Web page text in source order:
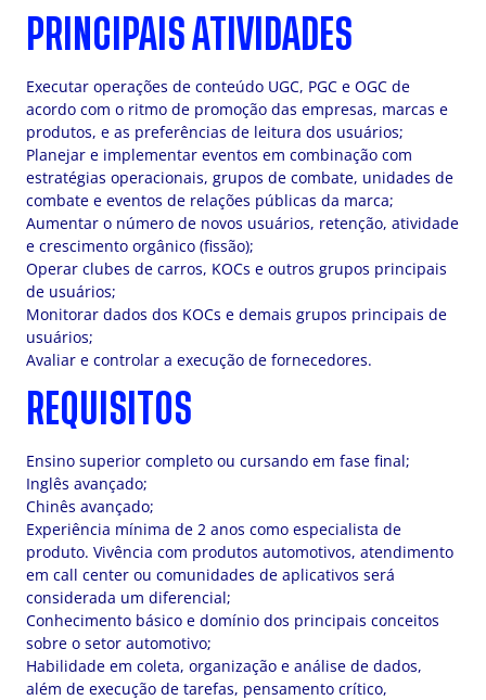
PRINCIPAIS ATIVIDADES
Executar operações de conteúdo UGC, PGC e OGC de
acordo com o ritmo de promoção das empresas, marcas e
produtos, e as preferências de leitura dos usuários;
Planejar e implementar eventos em combinação com
estratégias operacionais, grupos de combate, unidades de
combate e eventos de relações públicas da marca;
Aumentar o número de novos usuários, retenção, atividade
e crescimento orgânico (fissão);
Operar clubes de carros, KOCs e outros grupos principais
de usuários;
Monitorar dados dos KOCs e demais grupos principais de
usuários;
Avaliar e controlar a execução de fornecedores.
REQUISITOS
Ensino superior completo ou cursando em fase final;
Inglês avançado;
Chinês avançado;
Experiência mínima de 2 anos como especialista de
produto. Vivência com produtos automotivos, atendimento
em call center ou comunidades de aplicativos será
considerada um diferencial;
Conhecimento básico e domínio dos principais conceitos
sobre o setor automotivo;
Habilidade em coleta, organização e análise de dados,
além de execução de tarefas, pensamento crítico,